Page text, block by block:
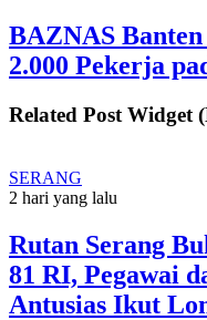
BAZNAS
2.000 Pekerja
Related Post Widget
SERANG
2 hari yang lalu
Rutan Serang
81 RI, Pegawai
Antusias Ikut